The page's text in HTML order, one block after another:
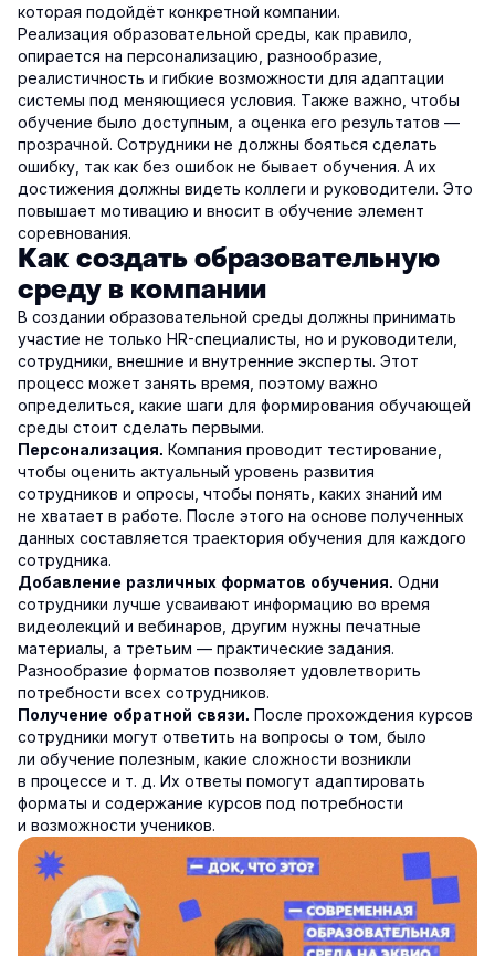
которая подойдёт конкретной компании.
Реализация образовательной среды, как правило,
опирается на персонализацию, разнообразие,
реалистичность и гибкие возможности для адаптации
системы под меняющиеся условия. Также важно, чтобы
обучение было доступным, а оценка его результатов —
прозрачной. Сотрудники не должны бояться сделать
ошибку, так как без ошибок не бывает обучения. А их
достижения должны видеть коллеги и руководители. Это
повышает мотивацию и вносит в обучение элемент
соревнования.
Как создать образовательную
среду в компании
В создании образовательной среды должны принимать
участие не только HR-специалисты, но и руководители,
сотрудники, внешние и внутренние эксперты. Этот
процесс может занять время, поэтому важно
определиться, какие шаги для формирования обучающей
среды стоит сделать первыми.
Персонализация. Компания проводит тестирование,
чтобы оценить актуальный уровень развития
сотрудников и опросы, чтобы понять, каких знаний им
не хватает в работе. После этого на основе полученных
данных составляется траектория обучения для каждого
сотрудника.
Добавление различных форматов обучения. Одни
сотрудники лучше усваивают информацию во время
видеолекций и вебинаров, другим нужны печатные
материалы, а третьим — практические задания.
Разнообразие форматов позволяет удовлетворить
потребности всех сотрудников.
Получение обратной связи. После прохождения курсов
сотрудники могут ответить на вопросы о том, было
ли обучение полезным, какие сложности возникли
в процессе и т. д. Их ответы помогут адаптировать
форматы и содержание курсов под потребности
и возможности учеников.